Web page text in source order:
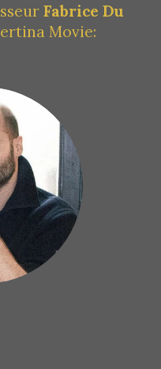
Fabrice Du
Movie: